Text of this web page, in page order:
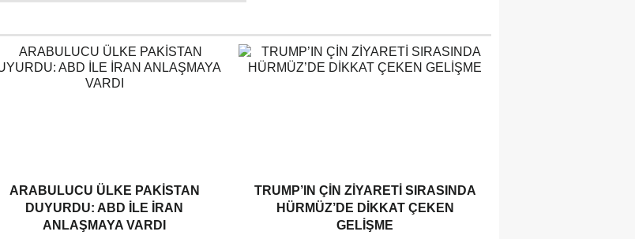
ARABULUCU ÜLKE PAKISTAN
DUYURDU: ABD ILE İRAN
ANLAŞMAYA VARDI
TRUMP’IN ÇIN ZIYARETI SIRASINDA
HÜRMÜZ’DE DIKKAT ÇEKEN
GELIŞME